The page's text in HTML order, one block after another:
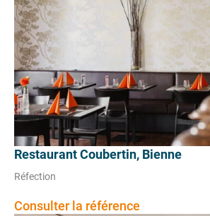
Restaurant Coubertin, Bienne
Réfection
Consulter la référence